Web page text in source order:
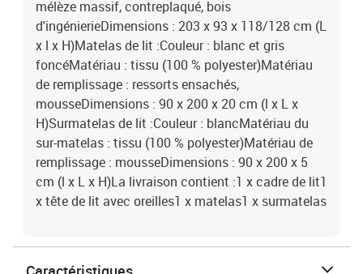
mélèze massif, contreplaqué, bois
d'ingénierieDimensions : 203 x 93 x 118/128 cm (L
x l x H)Matelas de lit :Couleur : blanc et gris
foncéMatériau : tissu (100 % polyester)Matériau
de remplissage : ressorts ensachés,
mousseDimensions : 90 x 200 x 20 cm (l x L x
H)Surmatelas de lit :Couleur : blancMatériau du
sur-matelas : tissu (100 % polyester)Matériau de
remplissage : mousseDimensions : 90 x 200 x 5
cm (l x L x H)La livraison contient :1 x cadre de lit1
x tête de lit avec oreilles1 x matelas1 x surmatelas